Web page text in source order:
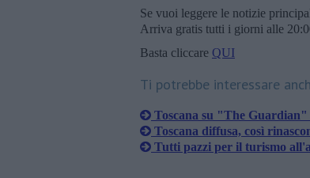
Se vuoi leggere le notizie
Arriva gratis tutti i giorni alle
Basta cliccare QUI
Ti potrebbe interessare
Toscana su "The Guardian"
Toscana diffusa, così
Tutti pazzi per il turismo